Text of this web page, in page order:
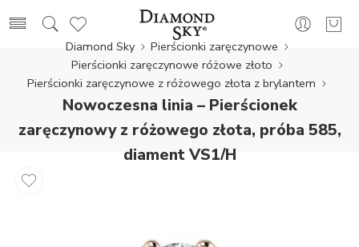
Diamond Sky
Pierścionki zaręczynowe
Pierścionki zaręczynowe różowe złoto
Pierścionki zaręczynowe z różowego złota z brylantem
Nowoczesna linia – Pierścionek
zaręczynowy z różowego złota, próba 585,
diament VS1/H